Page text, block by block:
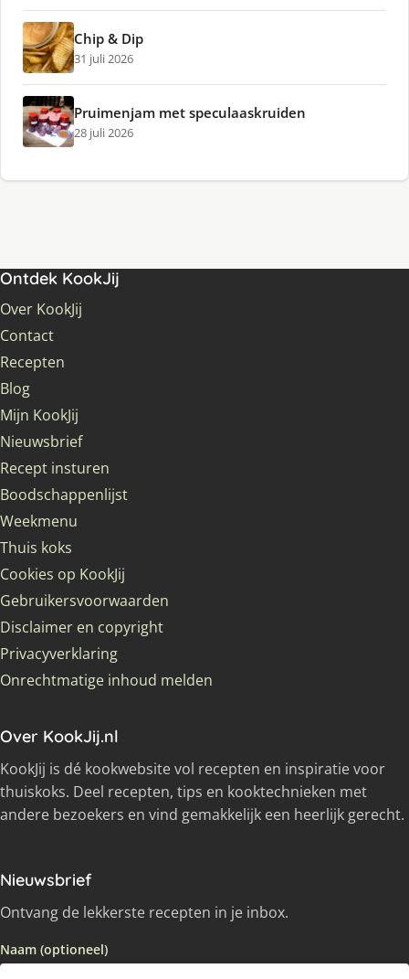
Chip & Dip
31 juli 2026
Pruimenjam met speculaaskruiden
28 juli 2026
Ontdek KookJij
Over KookJij
Contact
Recepten
Blog
Mijn KookJij
Nieuwsbrief
Recept insturen
Boodschappenlijst
Weekmenu
Thuis koks
Cookies op KookJij
Gebruikersvoorwaarden
Disclaimer en copyright
Privacyverklaring
Onrechtmatige inhoud melden
Over KookJij.nl
KookJij is dé kookwebsite vol recepten en inspiratie voor
thuiskoks. Deel recepten, tips en kooktechnieken met
andere bezoekers en vind gemakkelijk een heerlijk gerecht.
Nieuwsbrief
Ontvang de lekkerste recepten in je inbox.
Naam (optioneel)